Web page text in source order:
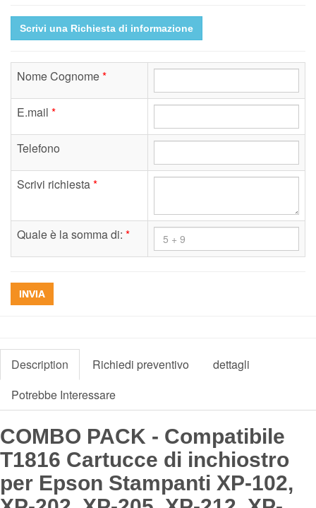
Scrivi una Richiesta di informazione
Nome Cognome*
E.mail *
Telefono
Scrivi richiesta*
Quale è la somma di: *
INVIA
Description Richiedi preventivo
dettagli
Potrebbe Interessare
COMBO PACK - Compatibile
T1816 Cartucce di inchiostro
per Epson Stampanti XP-102,